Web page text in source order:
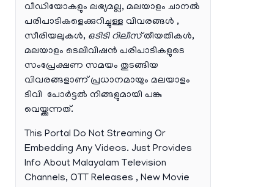
വീഡിയോകളും ലഭ്യമല്ല, മലയാളം ചാനല്‍
പരിപാടികളെക്കുറിച്ചുള്ള വിവരങ്ങള്‍ ,
സീരിയലുകള്‍, ഒടിടി റിലീസ്തീയതികള്‍,
മലയാളം ടെലിവിഷന്‍ പരിപാടികളുടെ
സംപ്രേക്ഷണ സമയം തുടങ്ങിയ
വിവരങ്ങളാണ് പ്രധാനമായും മലയാളം
ടിവി പോര്‍ട്ടല്‍ നിങ്ങളുമായി പങ്കു
വെയ്ക്കുന്നത്.
This Portal Do Not Streaming Or
Embedding Any Videos. Just Provides
Info About Malayalam Television
Channels, OTT Releases , New Movie